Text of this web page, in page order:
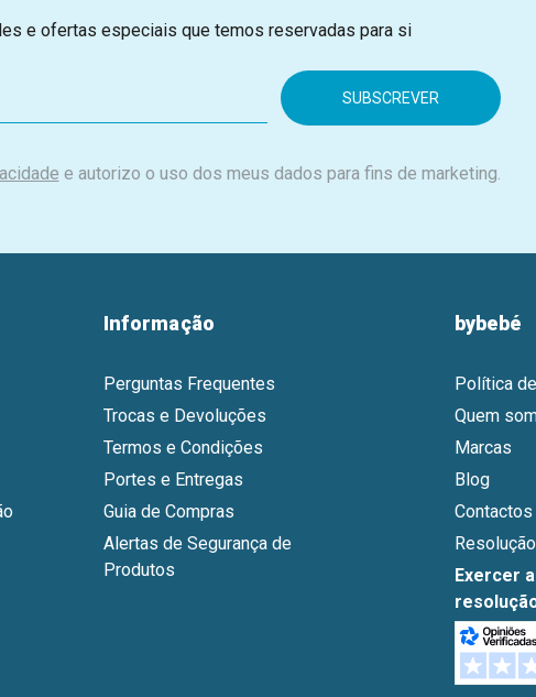
e ofertas especiais que temos reservadas para si
e autorizo o uso dos meus dados para fins de marketing.
Informação
Perguntas Frequentes
Trocas e Devoluções
Termos e Condições
Portes e Entregas
Guia de Compras
Alertas de Segurança de
Produtos
bybebé
Política
Quem
Marcas
Blog
Contactos
Exercer